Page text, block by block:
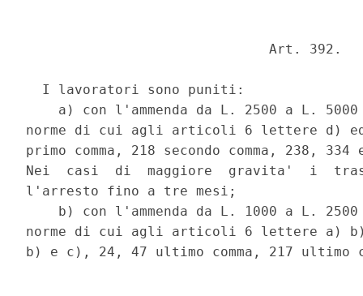
                              Art. 392.
  I lavoratori sono puniti:
a) con l'ammenda da L. 2500 a L.
norme di cui agli articoli 6 lettere d)
primo comma, 218 secondo comma, 238,
Nei  casi  di  maggiore  gravita'  i
l'arresto fino a tre mesi;
b) con l'ammenda da L. 1000 a L.
norme di cui agli articoli 6 lettere a)